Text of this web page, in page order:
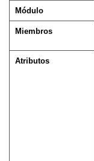
Módulo
Miembros
Atributos